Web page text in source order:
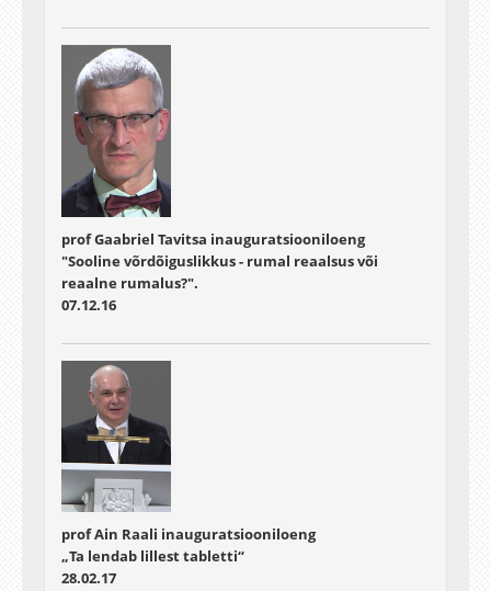
prof Gaabriel Tavitsa inauguratsiooniloeng
"Sooline võrdõiguslikkus - rumal reaalsus või
reaalne rumalus?".
07.12.16
prof Ain Raali inauguratsiooniloeng
„Ta lendab lillest tabletti“
28.02.17